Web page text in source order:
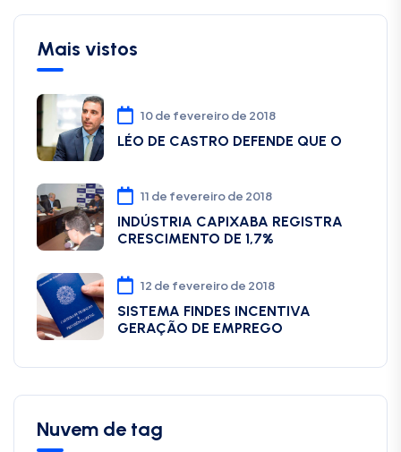
Mais vistos
10 de fevereiro de 2018
LÉO DE CASTRO DEFENDE QUE O
11 de fevereiro de 2018
INDÚSTRIA CAPIXABA REGISTRA
CRESCIMENTO DE 1,7%
12 de fevereiro de 2018
SISTEMA FINDES INCENTIVA
GERAÇÃO DE EMPREGO
Nuvem de tag